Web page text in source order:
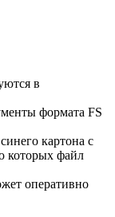
в
формата FS
картона с
которых файл
оперативно